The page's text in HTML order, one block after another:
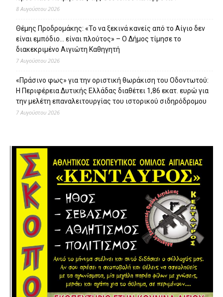
8 Αυγούστου 2026
Θέμης Προδρομάκης: «Το να ξεκινά κανείς από το Αίγιο δεν
είναι εμπόδιο… είναι πλούτος» – O Δήμος τίμησε το
διακεκριμένο Αιγιώτη Καθηγητή
7 Αυγούστου 2026
«Πράσινο φως» για την οριστική θωράκιση του Οδοντωτού:
Η Περιφέρεια Δυτικής Ελλάδας διαθέτει 1,86 εκατ. ευρώ για
την μελέτη επαναλειτουργίας του ιστορικού σιδηρόδρομου
7 Αυγούστου 2026